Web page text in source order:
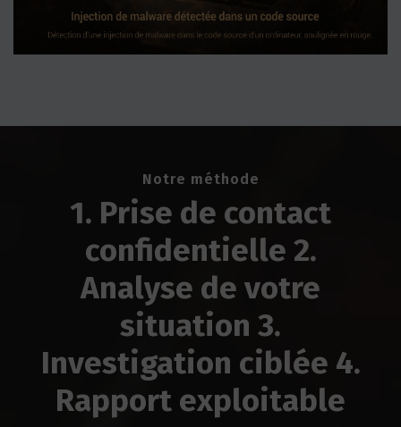
Notre méthode
1. Prise de contact
confidentielle 2.
Analyse de votre
situation 3.
Investigation ciblée 4.
Rapport exploitable